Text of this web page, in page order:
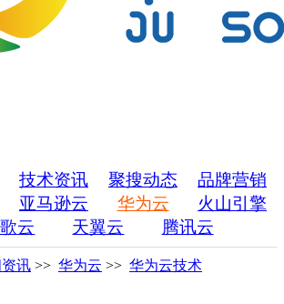
技术资讯 聚搜动态
品牌营销
亚马逊云 华为云
火山引擎
云
天翼云 腾讯云
讯 >> 华为云 >> 华为云技术